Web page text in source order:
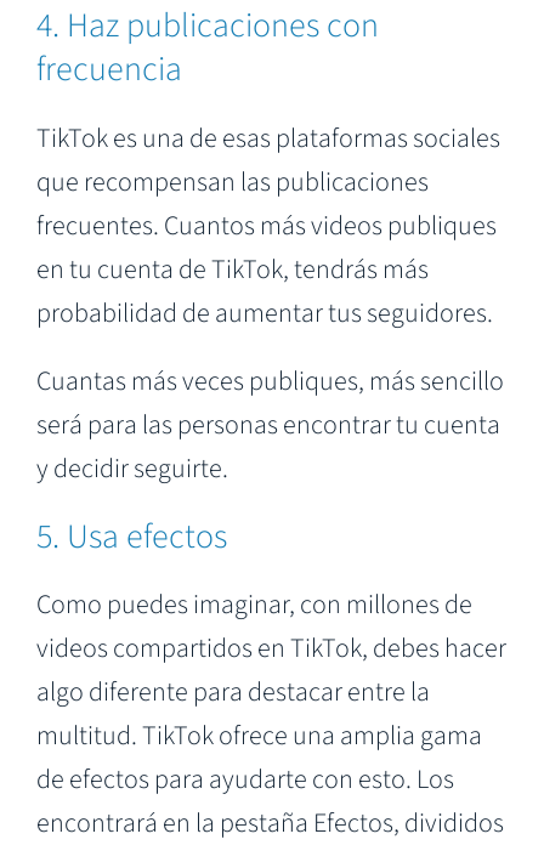
4. Haz publicaciones con
frecuencia
TikTok es una de esas plataformas sociales
que recompensan las publicaciones
frecuentes. Cuantos más videos publiques
en tu cuenta de TikTok, tendrás más
probabilidad de aumentar tus seguidores.
Cuantas más veces publiques, más sencillo
será para las personas encontrar tu cuenta
y decidir seguirte.
5. Usa efectos
Como puedes imaginar, con millones de
videos compartidos en TikTok, debes hacer
algo diferente para destacar entre la
multitud. TikTok ofrece una amplia gama
de efectos para ayudarte con esto. Los
encontrará en la pestaña Efectos, divididos